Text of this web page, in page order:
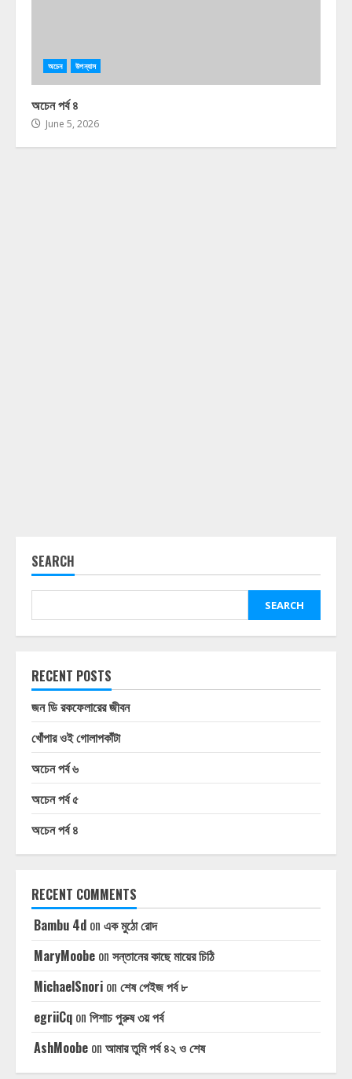
অচেন উপন্যাস
অচেন পর্ব ৪
June 5, 2026
SEARCH
SEARCH
RECENT POSTS
জন ডি রকফেলারের জীবন
খোঁপার ওই গোলাপকাঁটা
অচেন পর্ব ৬
অচেন পর্ব ৫
অচেন পর্ব ৪
RECENT COMMENTS
Bambu 4d on এক মুঠো রোদ
MaryMoobe on সন্তানের কাছে মায়ের চিঠি
MichaelSnori on শেষ পেইজ পর্ব ৮
egriiCq on পিশাচ পুরুষ ৩য় পর্ব
AshMoobe on আমার তুমি পর্ব ৪২ ও শেষ